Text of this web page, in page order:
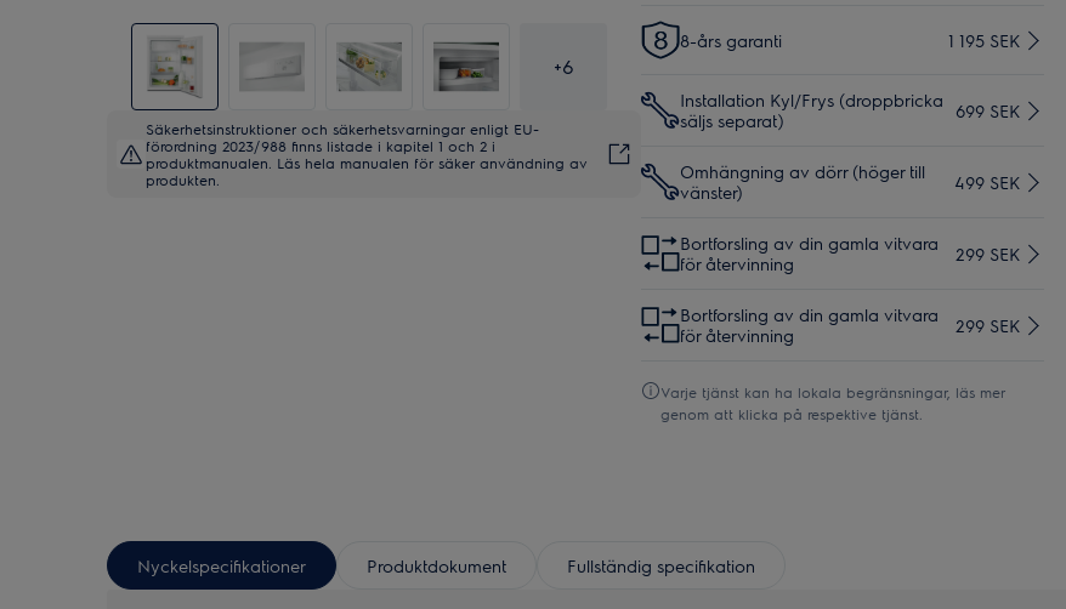
+6
Säkerhetsinstruktioner och säkerhetsvarningar enligt EU-
förordning 2023/988 finns listade i kapitel 1 och 2 i
produktmanualen. Läs hela manualen för säker användning av
produkten.
8-års garanti 1 195 SEK
Installation Kyl/Frys (droppbricka
säljs separat)
699 SEK
Omhängning av dörr (höger till
vänster)
499 SEK
Bortforsling av din gamla vitvara
för återvinning
299 SEK
Bortforsling av din gamla vitvara
för återvinning
299 SEK
Varje tjänst kan ha lokala begränsningar, läs mer
genom att klicka på respektive tjänst.
Nyckelspecifikationer Produktdokument Fullständig specifikation